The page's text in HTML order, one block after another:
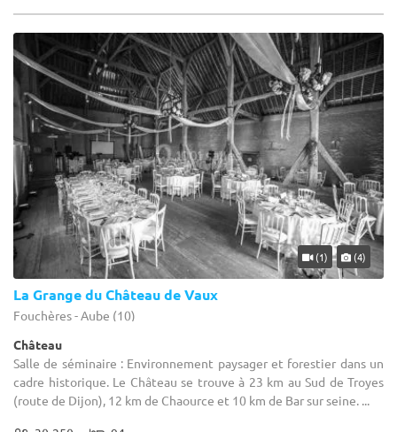
(1) (4)
La Grange du Château de Vaux
Fouchères - Aube (10)
Château
Salle de séminaire : Environnement paysager et forestier dans un
cadre historique. Le Château se trouve à 23 km au Sud de Troyes
(route de Dijon), 12 km de Chaource et 10 km de Bar sur seine. ...